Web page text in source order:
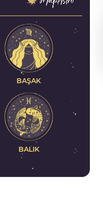
BAŞAK
BALIK
kaldırımlar temizlendi